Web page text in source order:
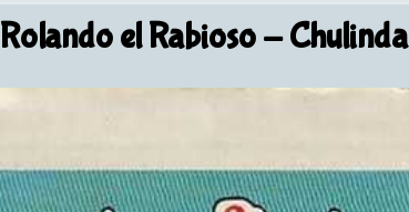
Rolando el Rabioso- Chulinda